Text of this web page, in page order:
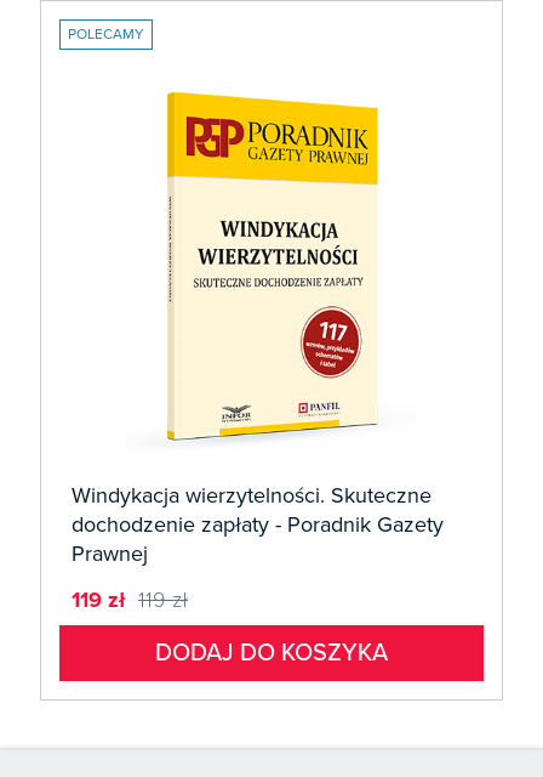
POLECAMY
Windykacja wierzytelności. Skuteczne
dochodzenie zapłaty - Poradnik Gazety
Prawnej
119 zł 119 zł
DODAJ DO KOSZYKA